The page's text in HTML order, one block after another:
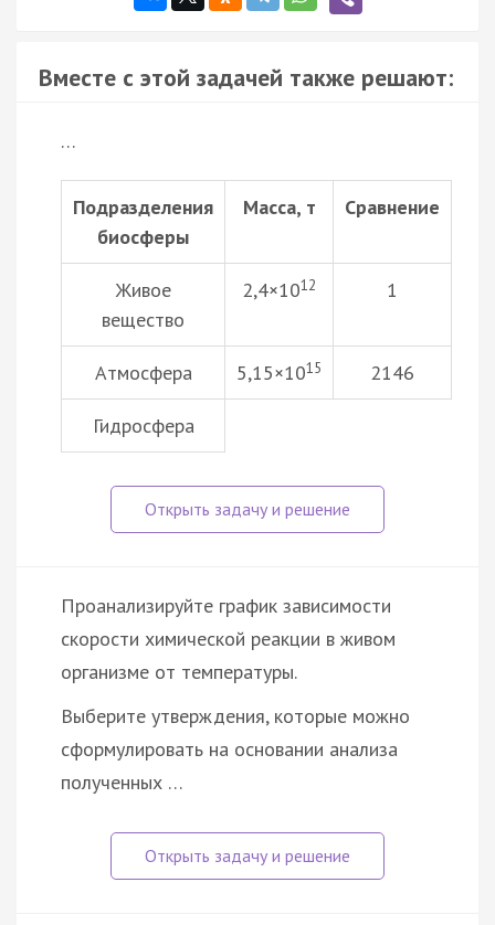
Вместе с этой задачей также решают:
…
Подразделения
биосферы
Масса, т Сравнение
Живое
вещество
2,4×1012 1
Атмосфера 5,15×1015 2146
Гидросфера
Проанализируйте график зависимости
скорости химической реакции в живом
организме от температуры.
Выберите утверждения, которые можно
сформулировать на основании анализа
полученных …